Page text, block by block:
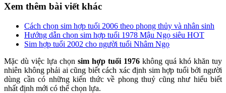
Xem thêm bài viết khác
Cách chọn sim hợp tuổi 2006 theo phong thủy và nhân sinh
Hướng dẫn chọn sim hợp tuổi 1978 Mậu Ngọ siêu HOT
Sim hợp tuổi 2002 cho người tuổi Nhâm Ngọ
Mặc dù việc lựa chọn sim hợp tuổi 1976 không quá khó khăn tuy
nhiên không phải ai cũng biết cách xác định sim hợp tuổi bởi người
dùng cần có những kiến thức về phong thuỷ cũng như hiểu biết
nhất định mới có thể chọn lựa.